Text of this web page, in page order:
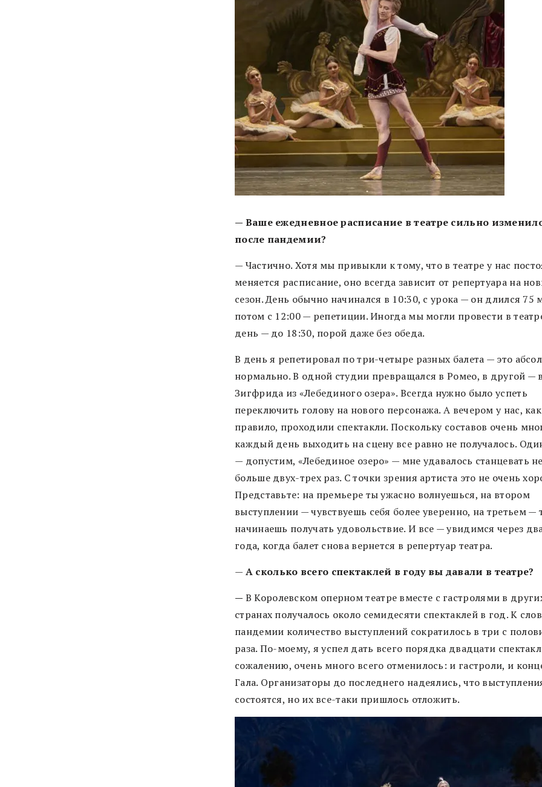
— Ваше ежедневное расписание в театре сильно
после пандемии?
— Частично. Хотя мы привыкли к тому, что в театре у нас
меняется расписание, оно всегда зависит от репертуара на
сезон. День обычно начинался в 10:30, с урока — он длился 75
потом с 12:00 — репетиции. Иногда мы могли провести в
день — до 18:30, порой даже без обеда.
В день я репетировал по три-четыре разных балета — это
нормально. В одной студии превращался в Ромео, в другой —
Зигфрида из «Лебединого озера». Всегда нужно было успеть
переключить голову на нового персонажа. А вечером у нас, как
правило, проходили спектакли. Поскольку составов очень
каждый день выходить на сцену все равно не получалось.
— допустим, «Лебединое озеро» — мне удавалось станцевать
больше двух-трех раз. С точки зрения артиста это не очень
Представьте: на премьере ты ужасно волнуешься, на втором
выступлении — чувствуешь себя более уверенно, на третьем —
начинаешь получать удовольствие. И все — увидимся через
года, когда балет снова вернется в репертуар театра.
— А сколько всего спектаклей в году вы давали в театре?
— В Королевском оперном театре вместе с гастролями в
странах получалось около семидесяти спектаклей в год. К
пандемии количество выступлений сократилось в три с
раза. По-моему, я успел дать всего порядка двадцати
сожалению, очень много всего отменилось: и гастроли, и
Гала. Организаторы до последнего надеялись, что
состоятся, но их все-таки пришлось отложить.